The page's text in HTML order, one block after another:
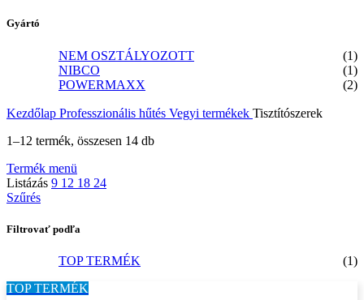
Gyártó
NEM OSZTÁLYOZOTT
(1)
NIBCO
(1)
POWERMAXX
(2)
Kezdőlap Professzionális hűtés Vegyi termékek Tisztítószerek
1–12 termék, összesen 14 db
Termék menü
Listázás 9 12 18 24
Szűrés
Filtrovať podľa
TOP TERMÉK (1)
TOP TERMÉK